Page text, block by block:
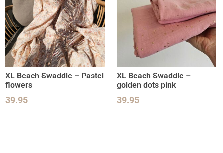
XL Beach Swaddle – Pastel
flowers
39.95
XL Beach Swaddle –
golden dots pink
39.95